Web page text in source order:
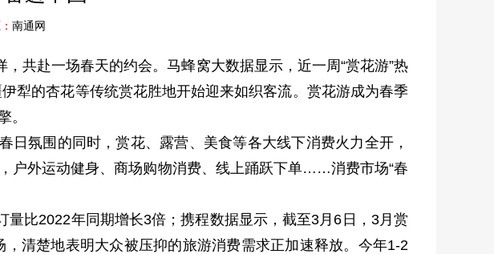
南通网
共赴一场春天的约会。马蜂窝大数据显示，近一周“赏花游”热
犁的杏花等传统赏花胜地开始迎来如织客流。赏花游成为春季
。
氛围的同时，赏花、露营、美食等各大线下消费火力全开，
户外运动健身、商场购物消费、线上踊跃下单……消费市场“春
比2022年同期增长3倍；携程数据显示，截至3月6日，3月赏
清楚地表明大众被压抑的旅游消费需求正加速释放。今年1-2